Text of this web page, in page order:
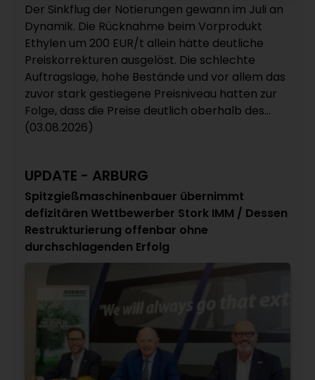
Der Sinkflug der Notierungen gewann im Juli an
Dynamik. Die Rücknahme beim Vorprodukt
Ethylen um 200 EUR/t allein hätte deutliche
Preiskorrekturen ausgelöst. Die schlechte
Auftragslage, hohe Bestände und vor allem das
zuvor stark gestiegene Preisniveau hatten zur
Folge, dass die Preise deutlich oberhalb des...
(03.08.2026)
UPDATE - ARBURG
Spitzgießmaschinenbauer übernimmt
defizitären Wettbewerber Stork IMM / Dessen
Restrukturierung offenbar ohne
durchschlagenden Erfolg